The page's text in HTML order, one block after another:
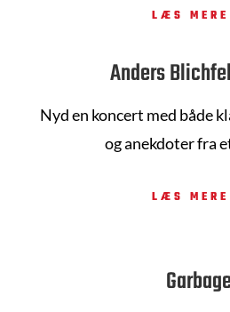
LÆS MERE
Anders
Nyd en koncert med både
og anekdoter fra
LÆS MERE